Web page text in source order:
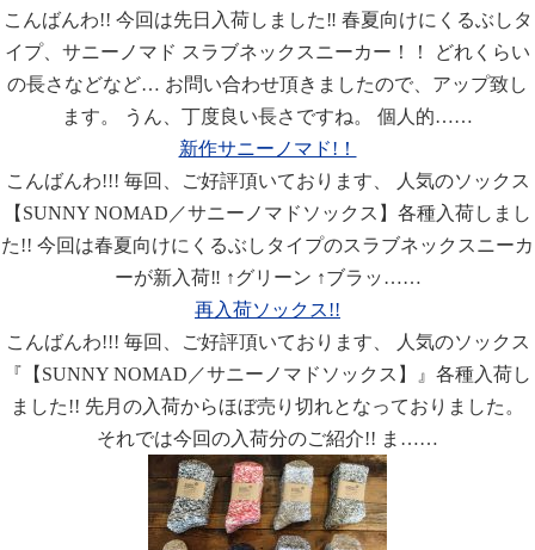
こんばんわ!! 今回は先日入荷しました‼︎ 春夏向けにくるぶしタ
イプ、サニーノマド スラブネックスニーカー！！ どれくらい
の長さなどなど… お問い合わせ頂きましたので、アップ致し
ます。 うん、丁度良い長さですね。 個人的……
新作サニーノマド!！
こんばんわ!!! 毎回、ご好評頂いております、 人気のソックス
【SUNNY NOMAD／サニーノマドソックス】各種入荷しまし
た!! 今回は春夏向けにくるぶしタイプのスラブネックスニーカ
ーが新入荷‼︎ ↑グリーン ↑ブラッ……
再入荷ソックス!!
こんばんわ!!! 毎回、ご好評頂いております、 人気のソックス
『【SUNNY NOMAD／サニーノマドソックス】』各種入荷し
ました!! 先月の入荷からほぼ売り切れとなっておりました。
それでは今回の入荷分のご紹介!! ま……